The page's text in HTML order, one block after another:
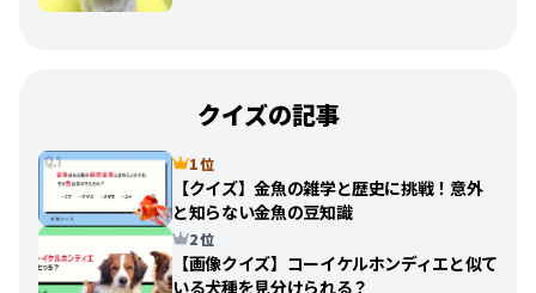
クイズの記事
1 位
【クイズ】金魚の雑学と歴史に挑戦！意外
と知らない金魚の豆知識
2 位
【画像クイズ】コーイケルホンディエと似て
いる犬種を見分けられる？